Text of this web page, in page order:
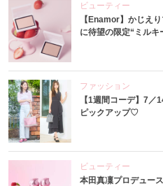
ビューティー
【Enamor】かじえ
に待望の限定“ミルキ
ファッション
【1週間コーデ】7
ピックアップ♡
ビューティー
本田真凜プロデュー